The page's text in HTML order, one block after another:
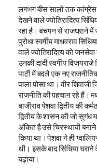
लगभग बीस सालों तक कांग्रेस
देखने वाले ज्योतिरादित्य
रहा है। बचपन से राजघराने
पुरोधा स्वर्गीय माधवराव
वाले ज्योतिरादित्य को
उनकी दादी स्वर्गीय
पार्टी में बदले एक नए
पाला पोसा था। वीर
राजनीति की पहचान रहे हैं।
बाजीराव पेशवा द्वितीय की
द्वितीय के शासन की जो
अंकित है उसे चिरस्थायी बनाने
किया था। पेशवा ने ही
थी। इसके बाद सिंधिया
बढ़ाया।